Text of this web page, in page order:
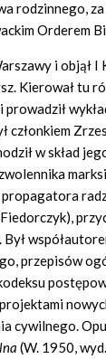
rodzinnego,
Orderem
i objął
Kierował tu
członkiem
w skład
przepisów
cywilnego.
lna(W. 1950,